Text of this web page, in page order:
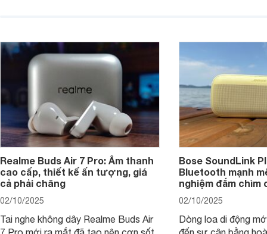
phẩm chất lượng cao, nhưng hướng
tới đối tượng khách hàng khác nhau.
Realme Buds Air 7 Pro: Âm thanh
cao cấp, thiết kế ấn tượng, giá
cả phải chăng
02/10/2025
Tai nghe không dây Realme Buds Air
Bose SoundLink
Bluetooth mạnh
nghiệm đắm chìm
02/10/2025
Dòng loa di động